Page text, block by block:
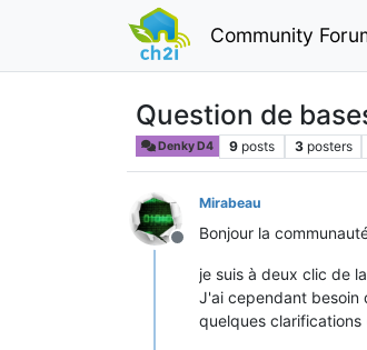
Community
Question de
Denky D4 9 posts 3 posters
Offline
Mirabeau
Bonjour la
je suis à deux clic de
J'ai cependant besoin
quelques